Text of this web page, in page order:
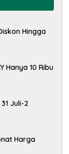
Hingga
Hanya 10 Ribu
Juli-2
Harga